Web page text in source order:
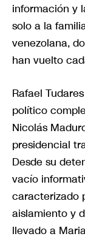
información y
solo a la
venezolana,
han vuelto
Rafael
político
Nicolás
presidencial
Desde su
vacío
caracterizado
aislamiento y
llevado a